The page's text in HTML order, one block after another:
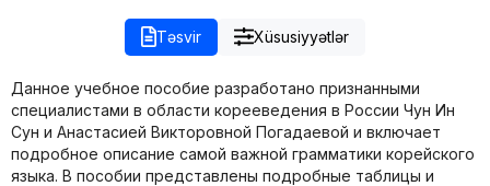
Təsvir Xüsusiyyətlər
Данное учебное пособие разработано признанными
специалистами в области корееведения в России Чун Ин
Сун и Анастасией Викторовной Погадаевой и включает
подробное описание самой важной грамматики корейского
языка. В пособии представлены подробные таблицы и